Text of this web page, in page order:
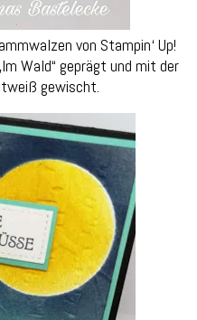
von Stampin‘ Up!
Wald“ geprägt und mit der
gewischt.